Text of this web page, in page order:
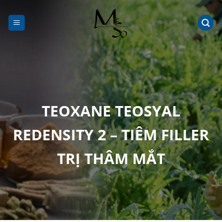
đến
nội
TEOXANE TEOSYAL
REDENSITY 2 – TIÊM FILLER
TRỊ THÂM MẮT